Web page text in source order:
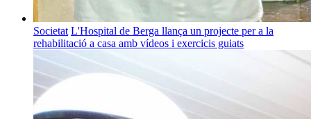
Societat L'Hospital de Berga llança un projecte per a la
rehabilitació a casa amb vídeos i exercicis guiats